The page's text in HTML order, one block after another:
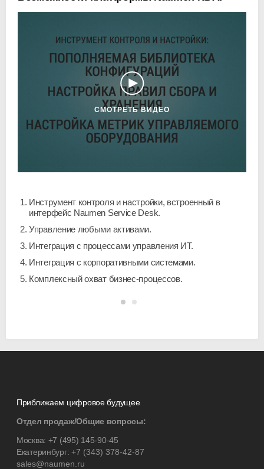
СМОТРЕТЬ ВИДЕО
Инструмент контроля и настройки, встроенный в
интерфейс Naumen Service Desk.
Управление любыми активами.
Интеграция с процессами управления ИТ.
Интеграция с корпоративными системами.
Комплексный охват бизнес-процессов.
Приближаем цифровое будущее
Отдел продаж/Общие вопросы:
Москва: +7 (495) 145-90-45
Екатеринбург:+7 (343) 378-42-87
sales@naumen.ru